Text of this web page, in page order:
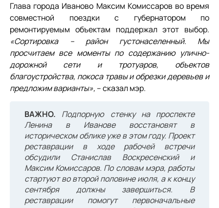
Глава города Иваново Максим Комиссаров во время
совместной поездки с губернатором по
ремонтируемым объектам поддержал этот выбор.
«Сортировка – район густонаселенный. Мы
просчитаем все моменты по содержанию улично-
дорожной сети и тротуаров, объектов
благоустройства, покоса травы и обрезки деревьев и
предложим варианты», – сказал мэр.
ВАЖНО. Подпорную стенку на проспекте
Ленина в Иванове восстановят в
историческом облике уже в этом году. Проект
реставрации в ходе рабочей встречи
обсудили Станислав Воскресенский и
Максим Комиссаров. По словам мэра, работы
стартуют во второй половине июля, а к концу
сентября должны завершиться. В
реставрации помогут первоначальные